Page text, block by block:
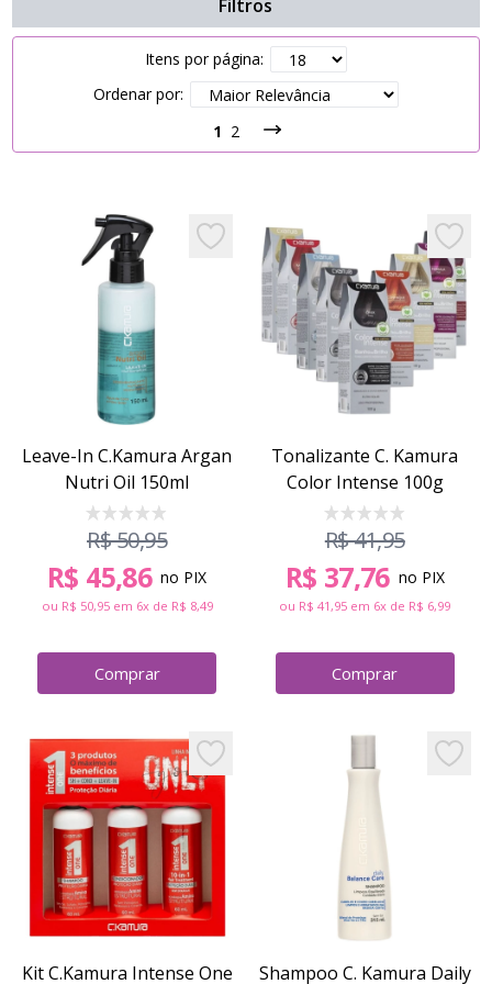
Filtros
Itens por página:
Ordenar por:
1 2
Add to favorites
Leave-In C.Kamura Argan
Nutri Oil 150ml
R$ 50,95
R$ 45,86 no PIX
ou R$ 50,95em 6x de R$ 8,49
ComprarLeave-In C.Kamura Argan Nutri Oil 150ml
Add
Tonalizante C. Kamura
Color Intense 100g
R$ 41,95
R$ 37,76 no PIX
ou R$ 41,95 em 6x de R$ 6,99
ComprarTonalizante C.
Add to favorites
Kit C.Kamura Intense One
Add
Shampoo C. Kamura Daily